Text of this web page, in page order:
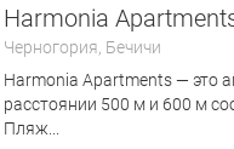
Harmonia
Черногория, Бечичи
Harmonia Apartments — это
расстоянии 500 м и 600 м
Пляж...